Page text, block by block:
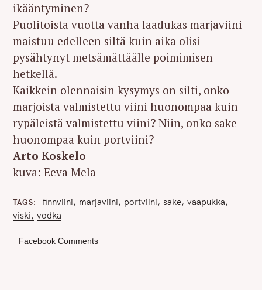
ikääntyminen?
Puolitoista vuotta vanha laadukas marjaviini
maistuu edelleen siltä kuin aika olisi
pysähtynyt metsämättäälle poimimisen
hetkellä.
Kaikkein olennaisin kysymys on silti, onko
marjoista valmistettu viini huonompaa kuin
rypäleistä valmistettu viini? Niin, onko sake
huonompaa kuin portviini?
Arto Koskelo
kuva: Eeva Mela
TAGS finnviini marjaviini portviini sake vaapukka
viski vodka
Facebook Comments